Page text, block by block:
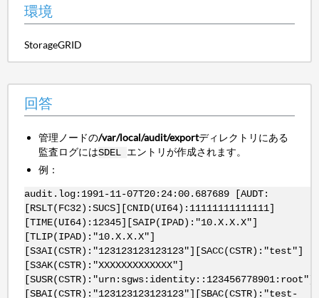
環境
StorageGRID
回答
管理ノードの/var/local/audit/exportディレクトリにある
監査ログにはSDEL エントリが作成されます。
例：
audit.log:1991-11-07T20:24:00.687689 [AUDT:
[RSLT(FC32):SUCS][CNID(UI64):11111111111111]
[TIME(UI64):12345][SAIP(IPAD):"10.X.X.X"]
[TLIP(IPAD):"10.X.X.X"]
[S3AI(CSTR):"123123123123123"][SACC(CSTR):"test"]
[S3AK(CSTR):"XXXXXXXXXXXXX"]
[SUSR(CSTR):"urn:sgws:identity::123456778901:root"]
[SBAI(CSTR):"123123123123123"][SBAC(CSTR):"test-